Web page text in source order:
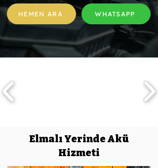
HEMEN ARA WHATSAPP
Elmalı Yerinde Akü
Hizmeti